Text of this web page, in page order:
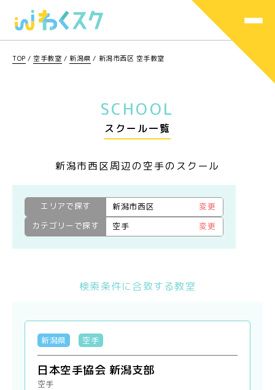
TOP / 空手教室 /新潟県 / 新潟市西区 空手教室
SCHOOL
スクール一覧
新潟市西区周辺の空手のスクール
エリアで探す 新潟市西区
変更
カテゴリーで探す
空手 変更
検索条件に合致する教室
新潟県 空手
日本空手協会 新潟支部
空手